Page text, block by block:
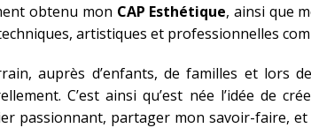
obtenu mon CAP Esthétique, ainsi que
artistiques et professionnelles
auprès d’enfants, de familles et lors
C’est ainsi qu’est née l’idée de
passionnant, partager mon savoir-faire, et